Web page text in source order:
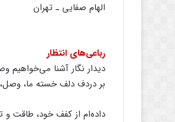
الهام‌ صفایی‌ ـ تهران‌
رباعی‌های‌ انتظار
دیدار نگار آشنا
بر دردف دلف خسته‌ ما،
داده‌ام‌ از کفف خود، طاقت‌ و